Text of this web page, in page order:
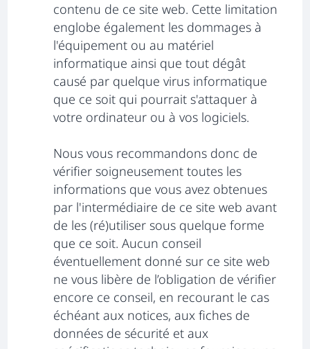
contenu de ce site web. Cette limitation
englobe également les dommages à
l'équipement ou au matériel
informatique ainsi que tout dégât
causé par quelque virus informatique
que ce soit qui pourrait s'attaquer à
votre ordinateur ou à vos logiciels.
Nous vous recommandons donc de
vérifier soigneusement toutes les
informations que vous avez obtenues
par l'intermédiaire de ce site web avant
de les (ré)utiliser sous quelque forme
que ce soit. Aucun conseil
éventuellement donné sur ce site web
ne vous libère de l’obligation de vérifier
encore ce conseil, en recourant le cas
échéant aux notices, aux fiches de
données de sécurité et aux